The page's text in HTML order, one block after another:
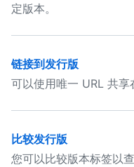
定版本。
链接到发行版
可以使用唯一 URL 共享
比较发行版
您可以比较版本标签以